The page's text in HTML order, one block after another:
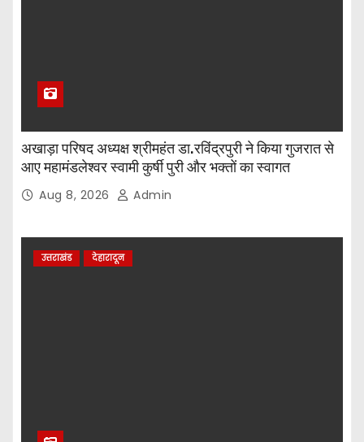
अखाड़ा परिषद अध्यक्ष श्रीमहंत डा.रविंद्रपुरी ने किया गुजरात से
आए महामंडलेश्वर स्वामी कुर्षी पुरी और भक्तों का स्वागत
Aug 8, 2026 Admin
उत्तराखंड देहारादून